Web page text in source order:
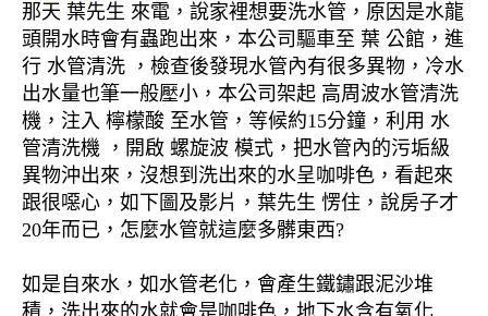
那天 葉先生 來電，說家裡想要洗水管，原因是水龍
頭開水時會有蟲跑出來，本公司驅車至 葉 公館，進
行 水管清洗 ，檢查後發現水管內有很多異物，冷水
出水量也筆一般壓小，本公司架起 高周波水管清洗
機，注入 檸檬酸 至水管，等候約15分鐘，利用 水
管清洗機 ，開啟 螺旋波 模式，把水管內的污垢級
異物沖出來，沒想到洗出來的水呈咖啡色，看起來
跟很噁心，如下圖及影片，葉先生 愣住，說房子才
20年而已，怎麼水管就這麼多髒東西?
如是自來水，如水管老化，會產生鐵鏽跟泥沙堆